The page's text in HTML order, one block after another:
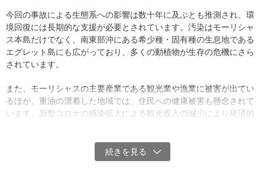
今回の事故による生態系への影響は数十年に及ぶとも推測され、環
境回復には長期的な支援が必要とされています。汚染はモーリシャ
ス本島だけでなく、南東部沖にある希少種・固有種の生息地である
エグレット島にも広がっており、多くの動植物が生存の危機にさら
されています。
また、モーリシャスの主要産業である観光業や漁業に被害が出てい
るほか、重油の漂着した地域では、住民への健康被害も懸念されて
います。新型コロナの感染拡大による観光収入の減少により経済的